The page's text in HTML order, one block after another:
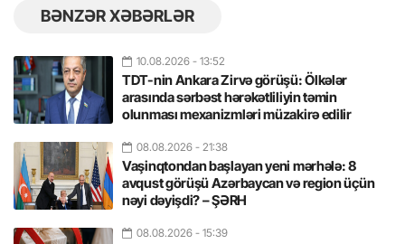
BƏNZƏR XƏBƏRLƏR
10.08.2026 - 13:52
TDT-nin Ankara Zirvə görüşü: Ölkələr
arasında sərbəst hərəkətliliyin təmin
olunması mexanizmləri müzakirə edilir
08.08.2026 - 21:38
Vaşinqtondan başlayan yeni mərhələ: 8
avqust görüşü Azərbaycan və region üçün
nəyi dəyişdi? – ŞƏRH
08.08.2026 - 15:39